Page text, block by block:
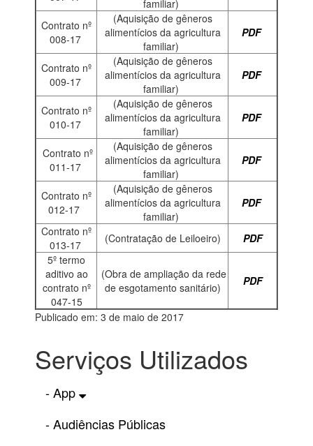
familiar)
Contrato nº
008-17
(Aquisição de gêneros
alimentícios da agricultura
familiar)
PDF
Contrato nº
009-17
(Aquisição de gêneros
alimentícios da agricultura
familiar)
PDF
Contrato nº
010-17
(Aquisição de gêneros
alimentícios da agricultura
familiar)
PDF
Contrato nº
011-17
(Aquisição de gêneros
alimentícios da agricultura
familiar)
PDF
Contrato nº
012-17
(Aquisição de gêneros
alimentícios da agricultura
familiar)
PDF
Contrato nº
013-17
(Contratação de Leiloeiro)
PDF
5º termo
aditivo ao
contrato nº
047-15
(Obra de ampliação da rede
de esgotamento sanitário)
PDF
Publicado em: 3 de maio de 2017
Serviços Utilizados
- App
- Audiências Públicas